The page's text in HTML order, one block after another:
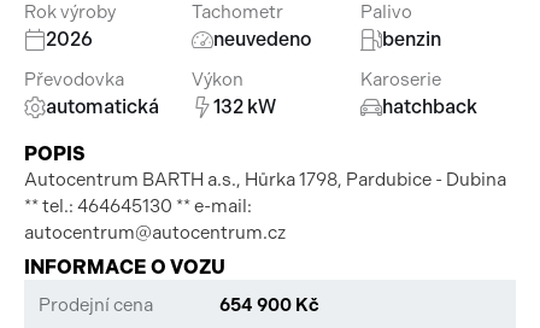
Rok výroby
2026
Tachometr
neuvedeno
Palivo
benzin
Převodovka
automatická
Výkon
132 kW
Karoserie
hatchback
POPIS
Autocentrum BARTH a.s., Hůrka 1798, Pardubice - Dubina
** tel.: 464645130 ** e-mail:
autocentrum@autocentrum.cz
INFORMACE O VOZU
Prodejní cena 654 900 Kč